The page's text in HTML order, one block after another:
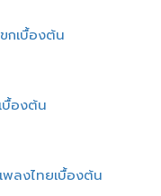
กเบื้องต้น
บื้องต้น
พลงไทยเบื้องต้น